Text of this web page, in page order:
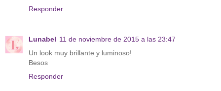
Responder
Lunabel 11 de noviembre de 2015 a las 23:47
Un look muy brillante y luminoso!
Besos
Responder